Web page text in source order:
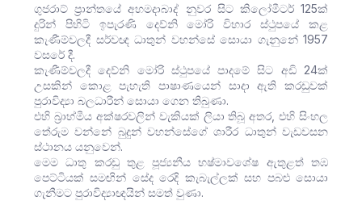
ගුජරාට් ප්‍රාන්තයේ අහමදාබාද් නුවර සිට කිලෝමීටර් 125ක්
දුරින් පිහිටි ඉපැරණි දෙව්නි‍ මෝරි විහාර ස්ථුපයේ කළ
කැණීම්වලදී සර්වඥ ධාතුන් වහන්සේ සොයා ගැනුනේ 1957
වසරේ දී.
කැණීම්වලදී දෙව්නි මෝරි ස්ථුපයේ පාදමේ සිට අඩි 24ක්
උසකින් කොළ පැහැති පාෂාණයෙන් සාදා ඇති කරඩුවක්
පුරාවිද්‍යා බලධාරීන් ස‍ොයා ගෙන තිබුණා.
එහි බ්‍රාහ්මීය අක්ෂරවලින් වැකියක් ලියා තිබූ අතර, එහි සිංහල
තේරුම වන්නේ බුදුන් වහන්සේගේ ශාරීර ධාතුන් වැඩවසන
ස්ථානය යනුවෙන්.
මෙම ධාතු කරඩු තුළ පූජ්‍යනීය භෂ්මාවශේෂ ඇතුළත් තඹ
පෙට්ටියක් සමඟින් සේද රෙදි කැබැල්ලක් සහ පබළු සොයා
ගැනීමට පුරාවිද්‍යාඥයින් සමත් වුණා.